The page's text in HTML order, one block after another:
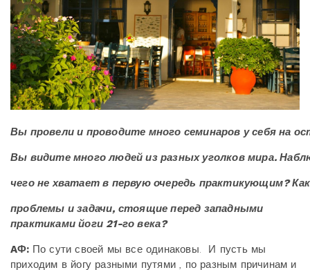
Вы провели и проводите много семинаров у себя на
Вы видите много людей из разных уголков мира.
чего не хватает в первую очередь практикующим?
проблемы и задачи, стоящие перед западными
практиками йоги 21-го века?
AФ: По сути своей мы все одинаковы. И пусть мы
приходим в йогу разными путями , по разным причинам и